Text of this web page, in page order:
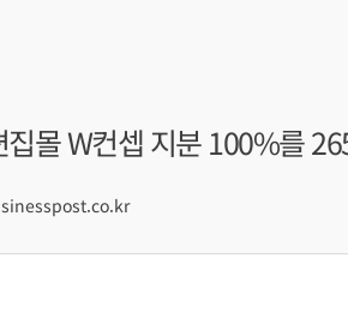
집몰 W컨셉 지분 100%를